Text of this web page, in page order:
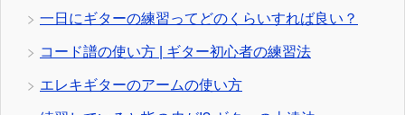
一日にギターの練習ってどのくらいすれば良い？
コード譜の使い方 | ギター初心者の練習法
エレキギターのアームの使い方